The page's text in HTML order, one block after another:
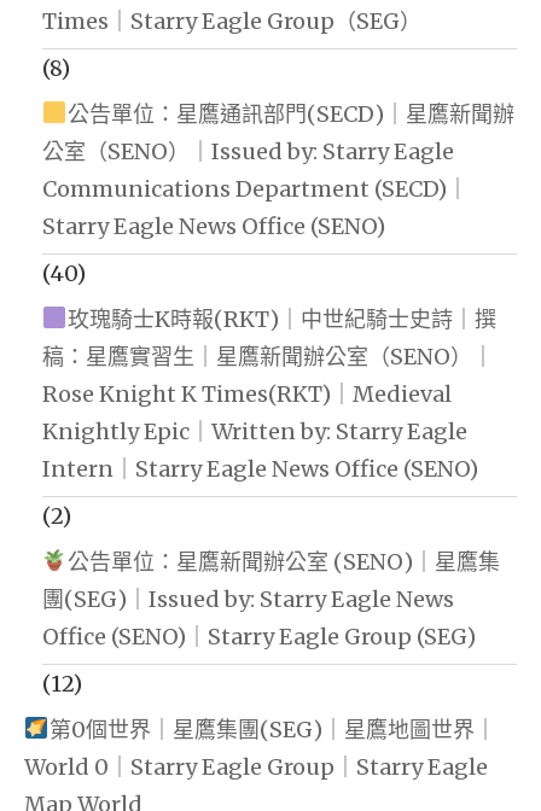
Times｜Starry Eagle Group（SEG）
(8)
公告單位：星鷹通訊部門(SECD)｜星鷹新聞辦
公室（SENO）｜Issued by: Starry Eagle
Communications Department (SECD)｜
Starry Eagle News Office (SENO)
(40)
玫瑰騎士K時報(RKT)｜中世紀騎士史詩｜撰
稿：星鷹實習生｜星鷹新聞辦公室（SENO）｜
Rose Knight K Times(RKT)｜Medieval
Knightly Epic｜Written by: Starry Eagle
Intern｜Starry Eagle News Office (SENO)
(2)
公告單位：星鷹新聞辦公室 (SENO)｜星鷹集
團(SEG)｜Issued by: Starry Eagle News
Office (SENO)｜Starry Eagle Group (SEG)
(12)
第0個世界｜星鷹集團(SEG)｜星鷹地圖世界｜
World 0｜Starry Eagle Group｜Starry Eagle
Map World